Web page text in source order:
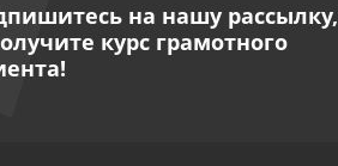
на нашу рассылку,
курс грамотного